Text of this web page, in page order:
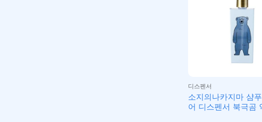
디스펜서
소지의나카지마 샴
어 디스펜서 북극곰